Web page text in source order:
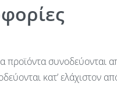
προϊόντα συνοδεύονται
κατ’ ελάχιστον